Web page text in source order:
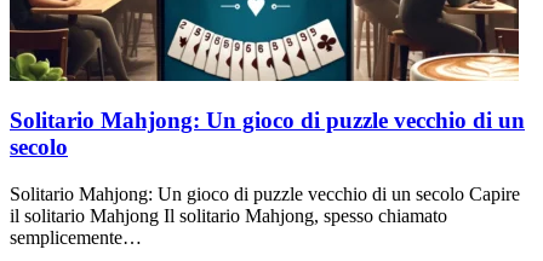
Solitario Mahjong: Un gioco di puzzle vecchio di un
secolo
Solitario Mahjong: Un gioco di puzzle vecchio di un secolo Capire
il solitario Mahjong Il solitario Mahjong, spesso chiamato
semplicemente…